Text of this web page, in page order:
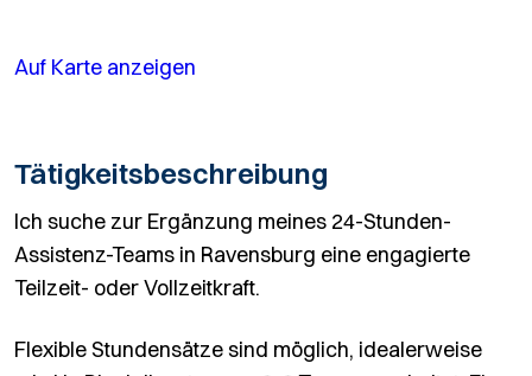
Auf Karte anzeigen
Tätigkeitsbeschreibung
Ich suche zur Ergänzung meines 24-Stunden-
Assistenz-Teams in Ravensburg eine engagierte
Teilzeit- oder Vollzeitkraft.
Flexible Stundensätze sind möglich, idealerweise